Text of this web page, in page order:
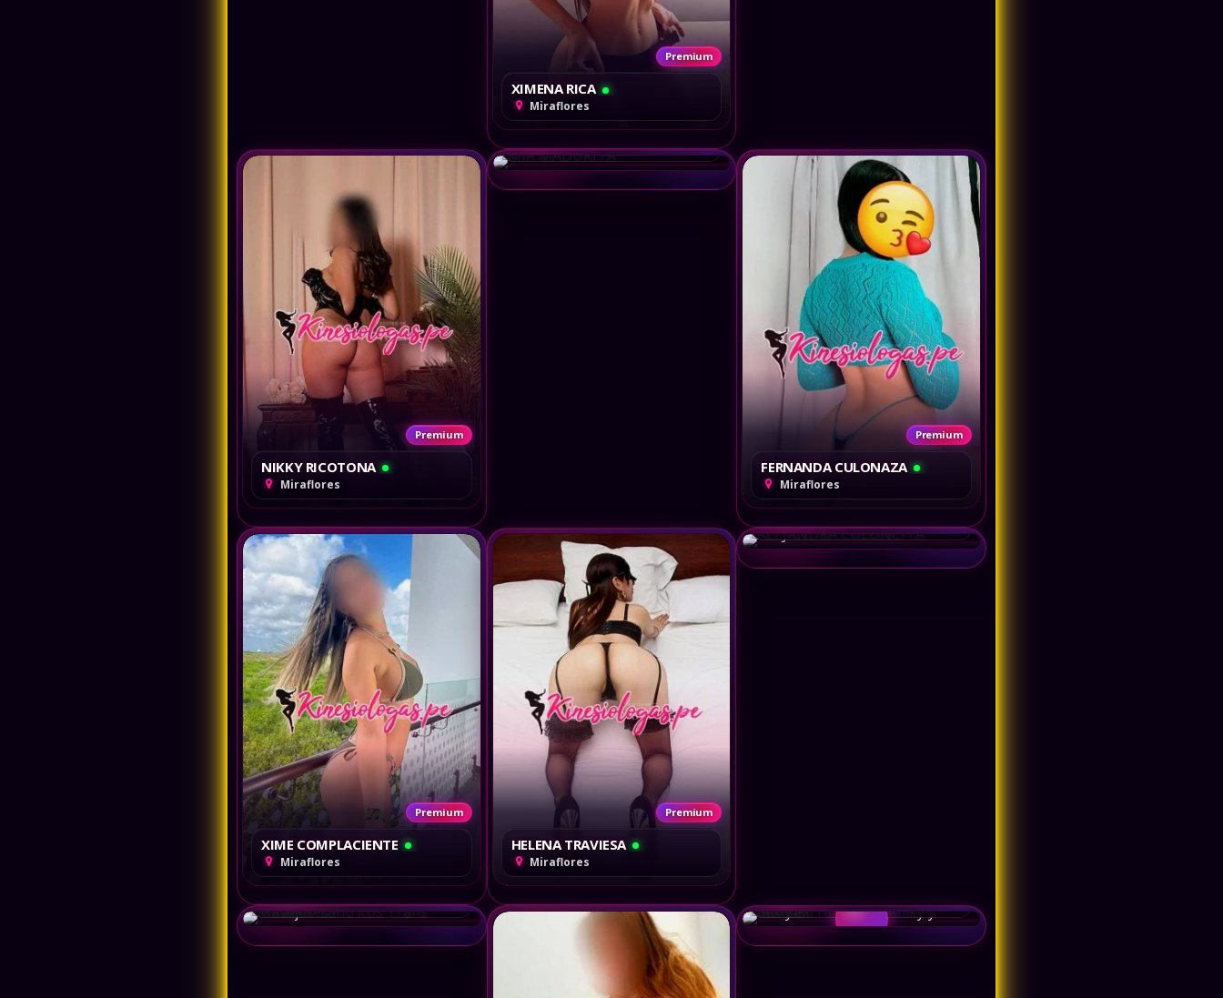
Premium
XIMENA RICA
Miraflores
Premium
NIKKY RICOTONA
Miraflores
MIA MADURITA
Miraflores
Premium
FERNANDA CULONAZA
Miraflores
Premium
XIME COMPLACIENTE
Miraflores
Premium
HELENA TRAVIESA
Miraflores
Premium
ALEJANDRA CULONCITA
Miraflores
Masajes Tantricos
Miraflores Miraflores